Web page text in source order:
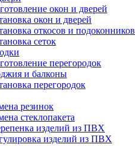
окон и дверей
окон и дверей
откосов и подоконников
сеток
перегородок
и балконы
перегородок
резинок
стеклопакета
изделий из ПВХ
изделий из ПВХ